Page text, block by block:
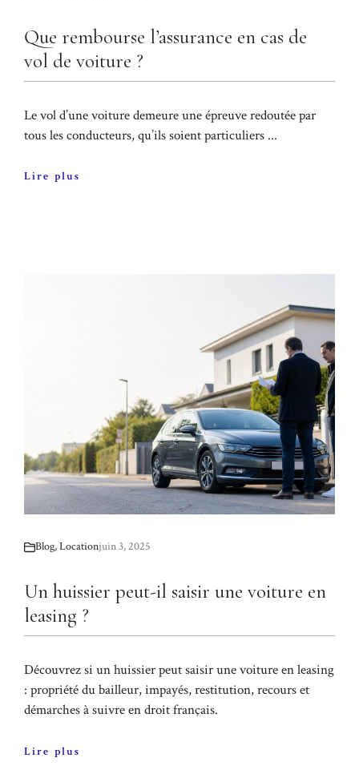
Que rembourse l’assurance en cas de
vol de voiture ?
Le vol d’une voiture demeure une épreuve redoutée par
tous les conducteurs, qu’ils soient particuliers ...
Lire plus
Blog,Locationjuin 3, 2025
Un huissier peut-il saisir une voiture en
leasing ?
Découvrez si un huissier peut saisir une voiture en leasing
: propriété du bailleur, impayés, restitution, recours et
démarches à suivre en droit français.
Lire plus